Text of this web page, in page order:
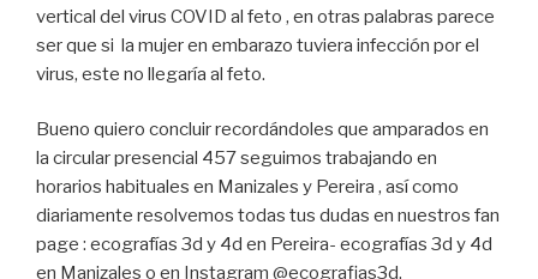
vertical del virus COVID al feto , en otras palabras parece
ser que si la mujer en embarazo tuviera infección por el
virus, este no llegaría al feto.
Bueno quiero concluir recordándoles que amparados en
la circular presencial 457 seguimos trabajando en
horarios habituales en Manizales y Pereira , así como
diariamente resolvemos todas tus dudas en nuestros fan
page : ecografías 3d y 4d en Pereira- ecografías 3d y 4d
en Manizales o en Instagram @ecografias3d.